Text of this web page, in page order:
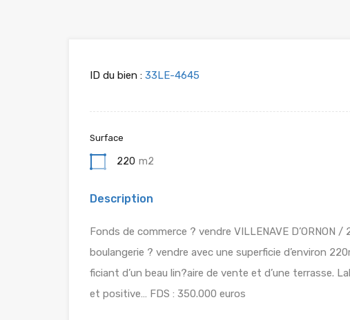
ID du bien : 33LE-4645
Surface
220 m2
Description
Fonds de commerce ? vendre VILLENAVE D’ORNON
boulangerie ? vendre avec une superficie d’environ
ficiant d’un beau lin?aire de vente et d’une terrasse.
et positive… FDS : 350.000 euros